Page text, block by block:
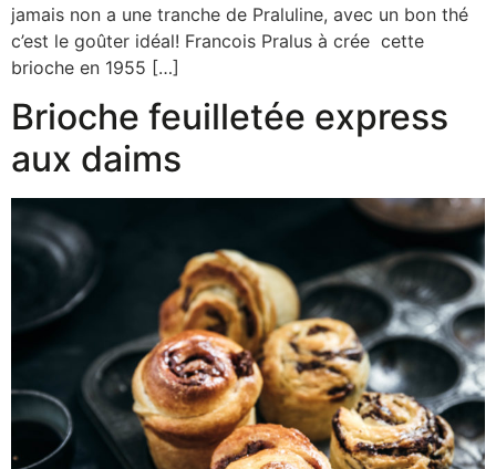
jamais non a une tranche de Praluline, avec un bon thé
c’est le goûter idéal! Francois Pralus à crée cette
brioche en 1955 […]
Brioche feuilletée express
aux daims